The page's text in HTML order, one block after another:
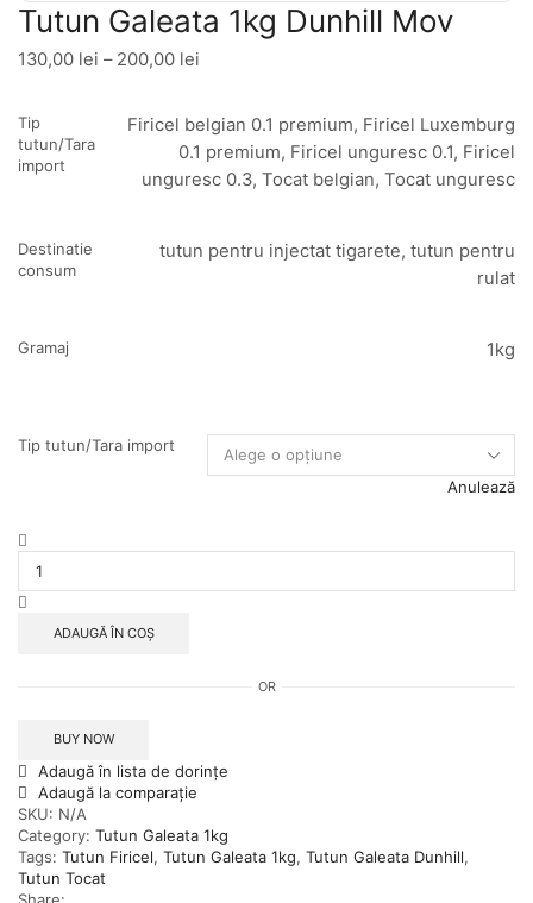
Tutun Galeata 1kg Dunhill Mov
130,00 lei – 200,00 lei
prețuri:
130,00 lei
până
Tip
tutun/Tara
import
Firicel belgian 0.1 premium, Firicel Luxemburg
0.1 premium, Firicel unguresc 0.1, Firicel
unguresc 0.3, Tocat belgian, Tocat unguresc
Destinatie
consum
tutun pentru injectat tigarete, tutun pentru
rulat
Gramaj 1kg
Tip tutun/Tara import
Anulează
Tutun
Galeata
Dunhill
ADAUGĂ ÎN COȘ
OR
BUY NOW
Adaugă în lista de dorințe
Adaugă la comparație
SKU: N/A
Category: Tutun Galeata 1kg
Tags: Tutun Firicel, Tutun Galeata 1kg, Tutun Galeata Dunhill,
Tutun Tocat